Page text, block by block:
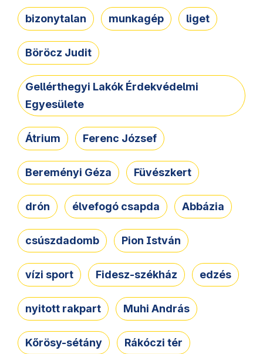
bizonytalan munkagép liget
Böröcz Judit
Gellérthegyi Lakók Érdekvédelmi
Egyesülete
Átrium Ferenc József
Bereményi Géza Füvészkert
drón élvefogó csapda Abbázia
csúszdadomb Pion István
vízi sport Fidesz-székház edzés
nyitott rakpart Muhi András
Kőrösy-sétány Rákóczi tér